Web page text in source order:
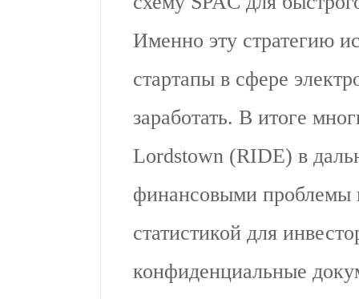
Именно эту стратегию
стартапы в сфере
заработать. В итоге
Lordstown (RIDE) в
финансовыми проблемы
статистикой для
конфиденциальные